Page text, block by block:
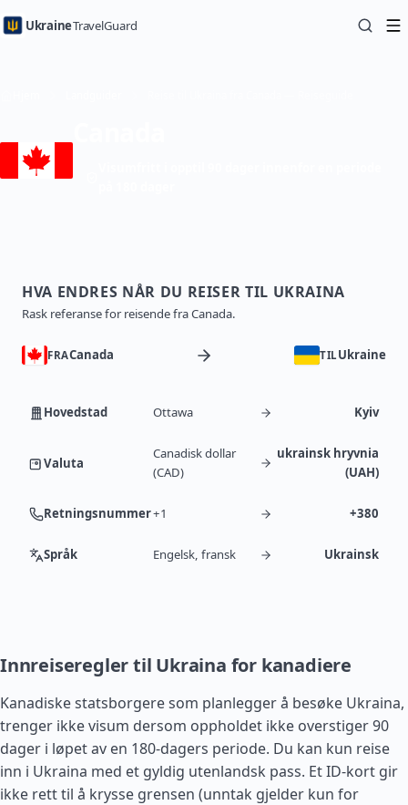
UkraineTravelGuard
HVA ENDRES NÅR DU REISER TIL UKRAINA
Rask referanse for reisende fra Canada.
FRACanada TIL Ukraine
Hovedstad Ottawa Kyiv
Valuta
Canadisk dollar
(CAD)
ukrainsk hryvnia
(UAH)
Retningsnummer+1 +380
Språk Engelsk, fransk Ukrainsk
Innreiseregler til Ukraina for kanadiere
Kanadiske statsborgere som planlegger å besøke Ukraina,
trenger ikke visum dersom oppholdet ikke overstiger 90
dager i løpet av en 180-dagers periode. Du kan kun reise
inn i Ukraina med et gyldig utenlandsk pass. Et ID-kort gir
ikke rett til å krysse grensen (unntak gjelder kun for